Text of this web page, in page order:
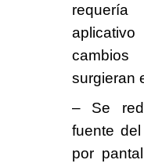
surgieran
– Se
fuente
por